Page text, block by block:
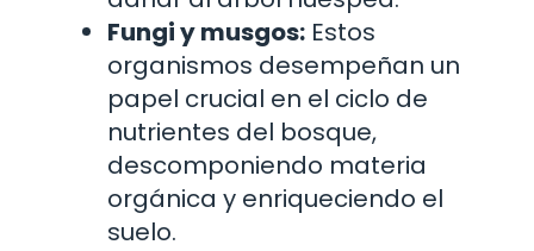
Fungi y musgos: Estos
organismos desempeñan un
papel crucial en el ciclo de
nutrientes del bosque,
descomponiendo materia
orgánica y enriqueciendo el
suelo.